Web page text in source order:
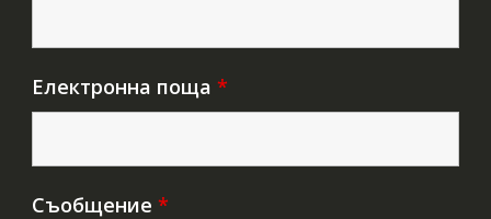
Електронна поща *
Съобщение *